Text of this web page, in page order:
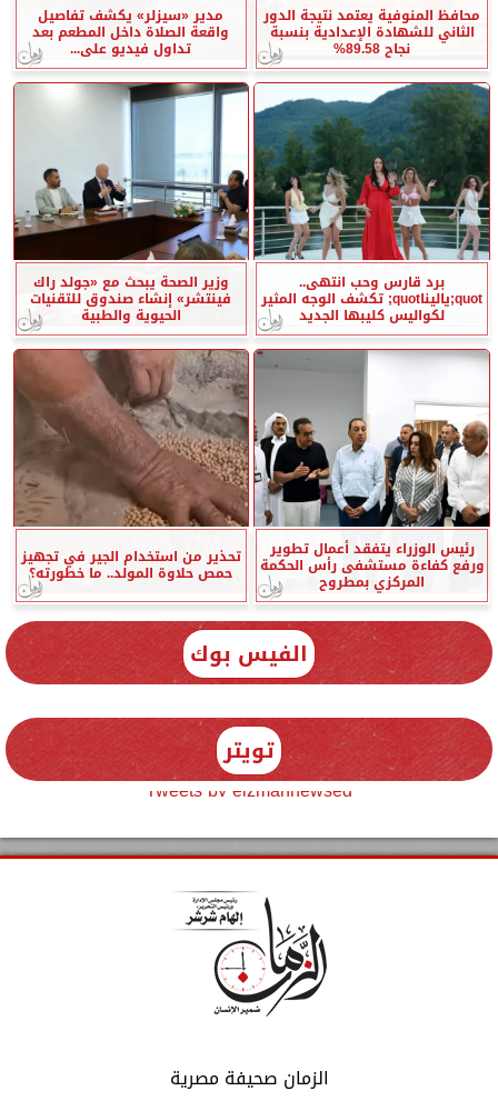
محافظ المنوفية يعتمد نتيجة الدور
الثاني للشهادة الإعدادية بنسبة
نجاح 89.58%
مدير «سيزلر» يكشف تفاصيل
واقعة الصلاة داخل المطعم بعد
تداول فيديو على...
برد قارس وحب انتهى..
quot;ياليناquot; تكشف الوجه المثير
لكواليس كليبها الجديد
وزير الصحة يبحث مع «جولد راك
فينتشر» إنشاء صندوق للتقنيات
الحيوية والطبية
رئيس الوزراء يتفقد أعمال تطوير
ورفع كفاءة مستشفى رأس الحكمة
المركزي بمطروح
تحذير من استخدام الجير في تجهيز
حمص حلاوة المولد.. ما خطورته؟
الفيس بوك
تويتر
Tweets by elzmannewseg
الزمان صحيفة مصرية